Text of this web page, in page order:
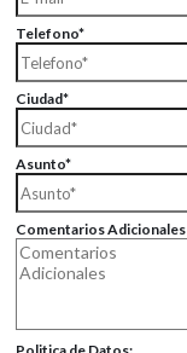
Telefono*
Ciudad*
Asunto*
Comentarios Adicionales